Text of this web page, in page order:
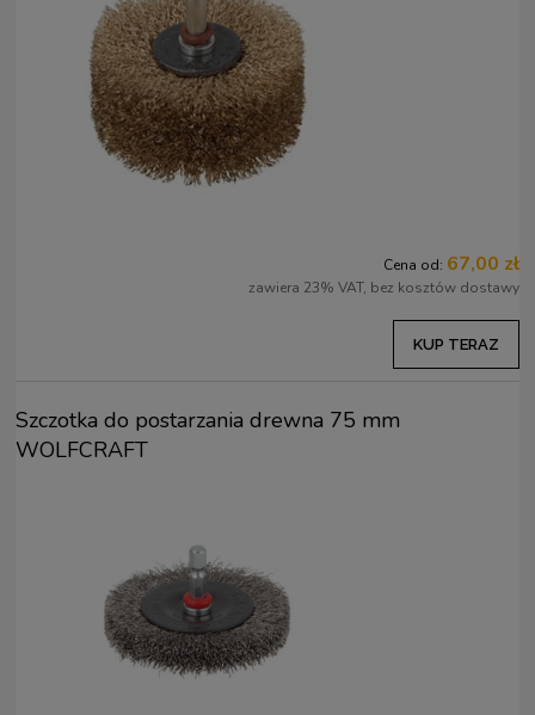
Cena od: 67,00 zł
zawiera 23% VAT, bez kosztów dostawy
KUP TERAZ
Szczotka do postarzania drewna 75 mm
WOLFCRAFT